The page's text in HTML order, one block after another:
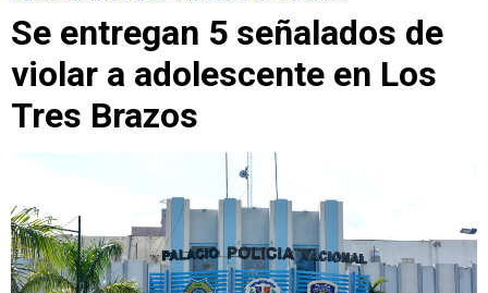
Se entregan 5 señalados de
violar a adolescente en Los
Tres Brazos